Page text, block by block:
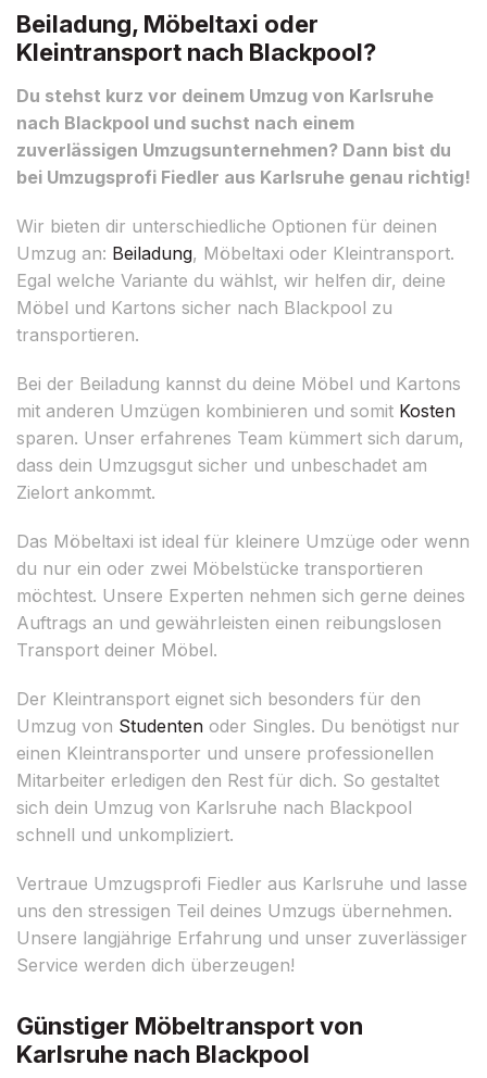
Beiladung, Möbeltaxi oder
Kleintransport nach Blackpool?
Du stehst kurz vor deinem Umzug von Karlsruhe
nach Blackpool und suchst nach einem
zuverlässigen Umzugsunternehmen? Dann bist du
bei Umzugsprofi Fiedler aus Karlsruhe genau richtig!
Wir bieten dir unterschiedliche Optionen für deinen
Umzug an: Beiladung, Möbeltaxi oder Kleintransport.
Egal welche Variante du wählst, wir helfen dir, deine
Möbel und Kartons sicher nach Blackpool zu
transportieren.
Bei der Beiladung kannst du deine Möbel und Kartons
mit anderen Umzügen kombinieren und somit Kosten
sparen. Unser erfahrenes Team kümmert sich darum,
dass dein Umzugsgut sicher und unbeschadet am
Zielort ankommt.
Das Möbeltaxi ist ideal für kleinere Umzüge oder wenn
du nur ein oder zwei Möbelstücke transportieren
möchtest. Unsere Experten nehmen sich gerne deines
Auftrags an und gewährleisten einen reibungslosen
Transport deiner Möbel.
Der Kleintransport eignet sich besonders für den
Umzug von Studenten oder Singles. Du benötigst nur
einen Kleintransporter und unsere professionellen
Mitarbeiter erledigen den Rest für dich. So gestaltet
sich dein Umzug von Karlsruhe nach Blackpool
schnell und unkompliziert.
Vertraue Umzugsprofi Fiedler aus Karlsruhe und lasse
uns den stressigen Teil deines Umzugs übernehmen.
Unsere langjährige Erfahrung und unser zuverlässiger
Service werden dich überzeugen!
Günstiger Möbeltransport von
Karlsruhe nach Blackpool